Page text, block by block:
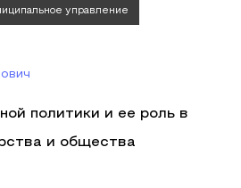
управление
политики и ее роль в
и общества